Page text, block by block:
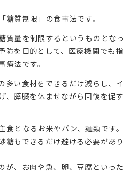
糖質制限」の食事法です。
質量を制限するというものとなっ
防を目的として、医療機関でも指
療法です。
多い食材をできるだけ減らし、イ
、膵臓を休ませながら回復を促す
食となるお米やパン、麺類です。
糖もできるだけ避ける必要があり
が、お肉や魚、卵、豆腐といった